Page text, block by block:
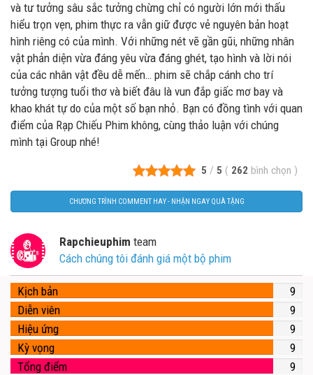
và tư tưởng sâu sắc tưởng chừng chỉ có người lớn mới thấu
hiểu trọn vẹn, phim thực ra vẫn giữ được vẻ nguyên bản hoạt
hình riêng có của mình. Với những nét vẽ gần gũi, những nhân
vật phản diện vừa đáng yêu vừa đáng ghét, tạo hình và lời nói
của các nhân vật đều dễ mến… phim sẽ chắp cánh cho trí
tưởng tượng tuổi thơ và biết đâu là vun đắp giấc mơ bay và
khao khát tự do của một số bạn nhỏ. Bạn có đồng tình với quan
điểm của Rạp Chiếu Phim không, cùng thảo luận với chúng
mình tại Group nhé!
5 / 5 ( 262 bình chọn )
CHƯƠNG TRÌNH COMMENT HAY - NHẬN NGAY QUÀ TẶNG
Rapchieuphim team
Cách chúng tôi đánh giá một bộ phim
Kịch bản
9
Diễn viên
9
Hiệu ứng
9
Kỳ vọng
9
Tổng điểm
9